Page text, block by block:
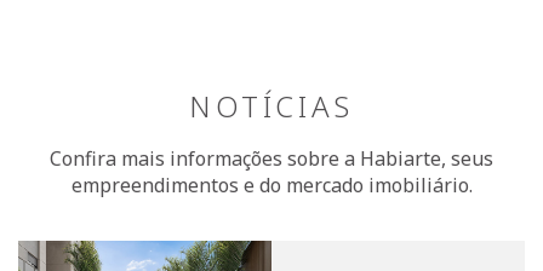
NOTÍCIAS
Confira mais informações sobre a Habiarte, seus
empreendimentos e do mercado imobiliário.